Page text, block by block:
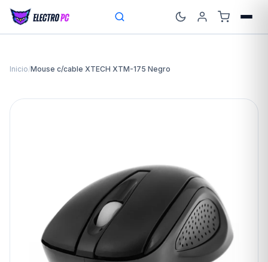
Inicio/Mouse c/cable XTECH XTM-175 Negro